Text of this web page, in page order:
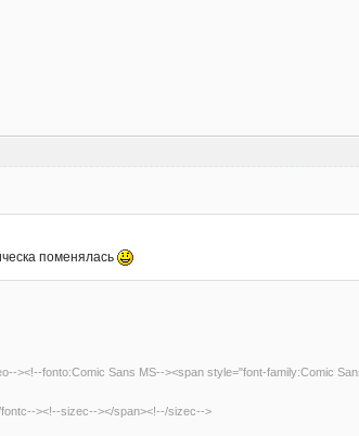
поменялась
><!--fonto:Comic Sans MS--><span style="font-family:Comic
><!--sizec--></span><!--/sizec-->